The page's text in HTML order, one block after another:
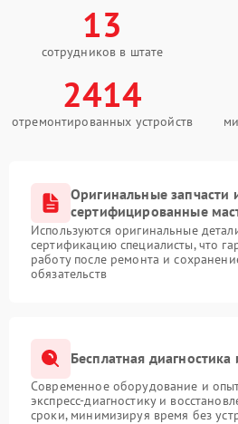
13
сотрудников в штате
2414
отремонтированных устройств
Оригинальные запчасти
сертифицированные
Используются оригинальные
сертификацию специалисты, что
работу после ремонта и
обязательств
Бесплатная
Современное оборудование и
экспресс-диагностику и
сроки, минимизируя время без